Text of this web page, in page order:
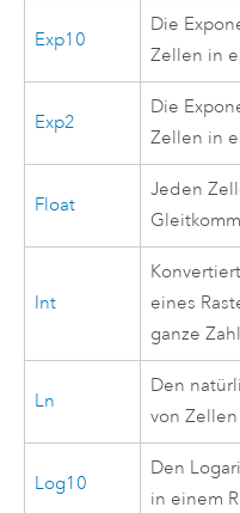
Exp10
Die
Zellen in
Exp2
Die
Zellen in
Float
Jeden
Int
eines
ganze
Ln
Den
von
Log10
Den
in einem